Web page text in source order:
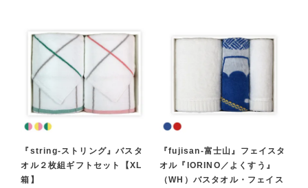
『string-ストリング』バスタ
オル２枚組ギフトセット【XL
箱】
『fujisan-富士山』フェイスタ
オル『IORINO／よくすう』
（WH）バスタオル・フェイス